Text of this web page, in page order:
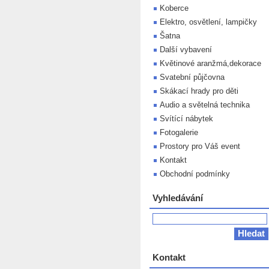
Koberce
Elektro, osvětlení, lampičky
Šatna
Další vybavení
Květinové aranžmá,dekorace
Svatební půjčovna
Skákací hrady pro děti
Audio a světelná technika
Svítící nábytek
Fotogalerie
Prostory pro Váš event
Kontakt
Obchodní podmínky
Vyhledávání
Kontakt